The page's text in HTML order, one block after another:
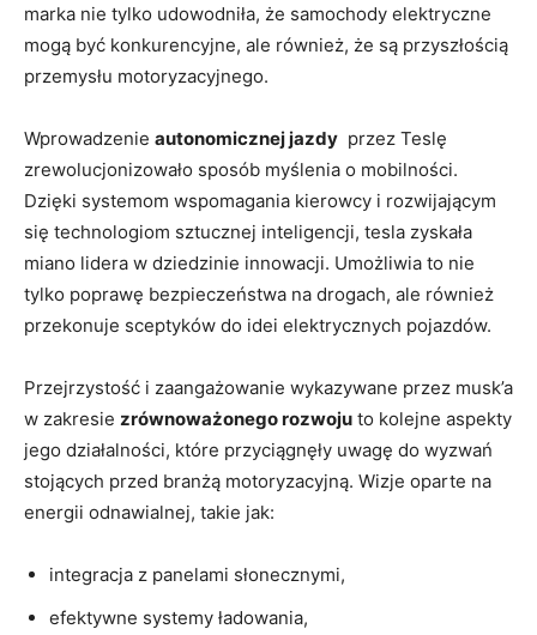
marka nie tylko udowodniła, że samochody elektryczne
mogą być konkurencyjne, ale również, ‌że ‍są przyszłością
przemysłu motoryzacyjnego.
Wprowadzenie​ autonomicznej jazdy ⁤ przez Teslę
zrewolucjonizowało sposób myślenia o mobilności.⁤
Dzięki systemom wspomagania kierowcy i ‌rozwijającym
się technologiom sztucznej inteligencji, tesla zyskała
miano lidera w dziedzinie innowacji. Umożliwia to nie
tylko poprawę bezpieczeństwa na drogach, ale również
przekonuje sceptyków ⁤do⁣ idei elektrycznych pojazdów.
Przejrzystość i zaangażowanie wykazywane przez musk’a
w zakresie zrównoważonego rozwoju to kolejne aspekty
jego działalności, które przyciągnęły uwagę do wyzwań
stojących przed branżą motoryzacyjną. Wizje oparte na
energii odnawialnej, takie⁤ jak:
integracja z panelami ⁣słonecznymi,
efektywne​ systemy ładowania,